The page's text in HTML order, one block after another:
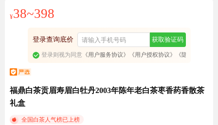
¥38~398
登录查询底价 获取验证码
登录则视为同意《用户服务协议》 《用户授权协议》 《隐私政策》
福鼎白茶贡眉寿眉白牡丹2003年陈年老白茶枣香药香散茶
礼盒
全国白茶人气榜已上榜